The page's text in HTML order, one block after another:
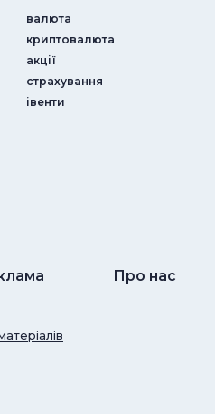
валюта
криптовалюта
акції
страхування
iвенти
Про нас